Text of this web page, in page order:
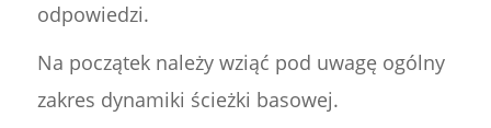
odpowiedzi.
Na początek należy wziąć pod uwagę ogólny
zakres dynamiki ścieżki basowej.